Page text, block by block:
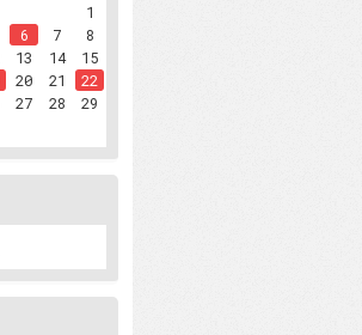
1
6 7
8
13 14
15
20 21
22
27 28
29